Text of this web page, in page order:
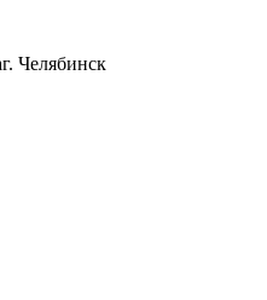
г. Челябинск